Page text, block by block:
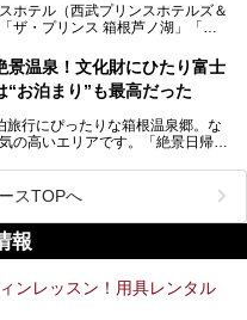
盤浴、一日中遊べるエンタメ施設
スーパー銭湯が数多く揃っていま
。
の人気施設26選を「安さ」「岩
に厳選して紹介します。
を見つけて、最高のリフレッシュ
ホテル（西武プリンスホテルズ＆
ザ・プリンス 箱根芦ノ湖」「芦
ル」と4軒あり、今回ご紹介する
湖」は、その中でもフラッグシッ
る特別なホテルです。
家の一人、村野藤吾が芦ノ湖の畔
テルがここ。自家源泉の温泉や、
リンスホテルズワールドワイド
根芦ノ湖のPR記事です。
景温泉！文化財にひたり富士
“お泊まり”も最高だった
旅行にぴったりな箱根温泉郷。な
の高いエリアです。「絶景日帰り
の日帰り温泉。
根 芦ノ湖畔蛸川温泉 龍宮殿」と
者は「龍宮殿本館」の営業時間に
専用時間帯にも「龍宮殿本館」
「絶景日帰り温泉 龍宮殿本館
、旅館としての「箱根 芦ノ湖畔
スTOPへ
報
ンレッスン！用具レンタル